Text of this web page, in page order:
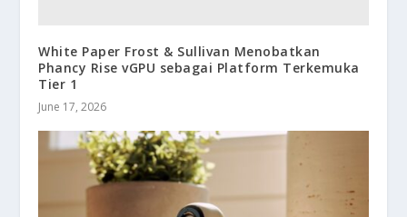
White Paper Frost & Sullivan Menobatkan
Phancy Rise vGPU sebagai Platform Terkemuka
Tier 1
June 17, 2026